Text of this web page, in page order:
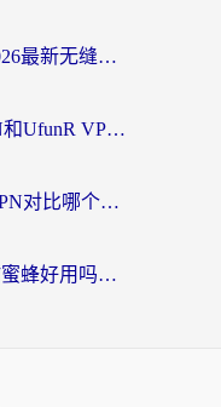
回国后怎么翻墙？海外党2026最新无缝访问国内资源全攻略（附对比实测）
海外党必看：ChickCN VPN和UfunR VPN对比哪个回国效果更好？附实用选择指南
云极VPN好用吗？和回国VPN对比哪个回国效果更好？海外党亲测避坑指南
海外党必看：雷神手游和甜蜜蜂好用吗？3步选对回国加速器无缝刷国内资源